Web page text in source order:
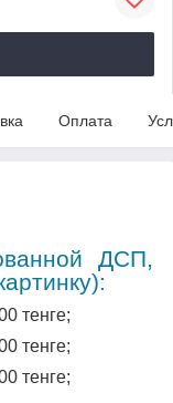
Оплата
ДСП,
тенге;
тенге;
тенге;